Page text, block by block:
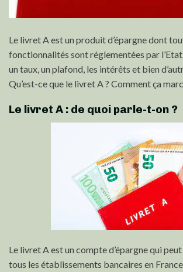
Le livret A est un produit d’épargne dont
fonctionnalités sont réglementées par
un taux, un plafond, les intérêts et bien
Qu’est-ce que le livret A ? Comment ça
Le livret A : de quoi parle-t-on ?
Le livret A est un compte d’épargne qui
tous les établissements bancaires en